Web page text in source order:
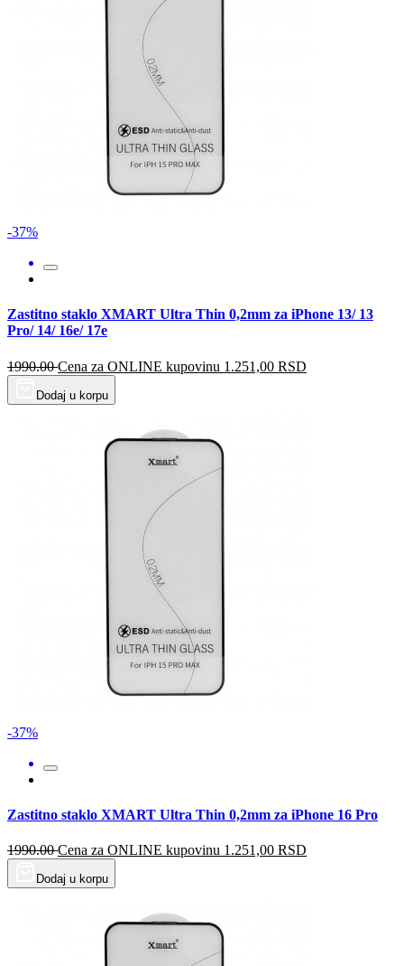
-37%
Zastitno staklo XMART Ultra Thin 0,2mm za iPhone 13/ 13
Pro/ 14/ 16e/ 17e
1990.00 Cena za ONLINE kupovinu 1.251,00 RSD
Dodaj u korpu
-37%
Zastitno staklo XMART Ultra Thin 0,2mm za iPhone 16 Pro
1990.00 Cena za ONLINE kupovinu 1.251,00 RSD
Dodaj u korpu